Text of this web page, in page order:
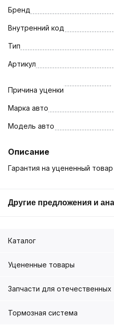
Бренд
Внутренний код
Тип
Артикул
Причина уценки
Марка авто
Модель авто
Описание
Гарантия на уцененный
Другие предложения и
Каталог
Уцененные товары
Запчасти для отечественных
Тормозная система